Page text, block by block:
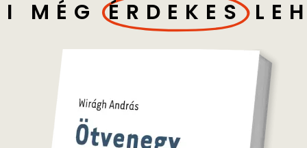
MÉG ÉRDEKES